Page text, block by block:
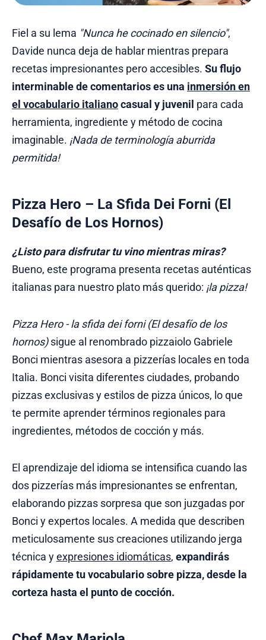
Fiel a su lema "Nunca he cocinado en silencio",
Davide nunca deja de hablar mientras prepara
recetas impresionantes pero accesibles. Su flujo
interminable de comentarios es una inmersión en
el vocabulario italianocasual y juvenil para cada
herramienta, ingrediente y método de cocina
imaginable. ¡Nada de terminología aburrida
permitida!
Pizza Hero – La Sfida Dei Forni (El
Desafío de Los Hornos)
¿Listo para disfrutar tu vino mientras miras?
Bueno, este programa presenta recetas auténticas
italianas para nuestro plato más querido: ¡la pizza!
Pizza Hero - la sfida dei forni (El desafío de los
hornos)sigue al renombrado pizzaiolo Gabriele
Bonci mientras asesora a pizzerías locales en toda
Italia. Bonci visita diferentes ciudades, probando
pizzas exclusivas y estilos de pizza únicos, lo que
te permite aprender términos regionales para
ingredientes, métodos de cocción y más.
El aprendizaje del idioma se intensifica cuando las
dos pizzerías más impresionantes se enfrentan,
elaborando pizzas sorpresa que son juzgadas por
Bonci y expertos locales. A medida que describen
meticulosamente sus creaciones utilizando jerga
técnica yexpresiones idiomáticas, expandirás
rápidamente tu vocabulario sobre pizza, desde la
corteza hasta el punto de cocción.